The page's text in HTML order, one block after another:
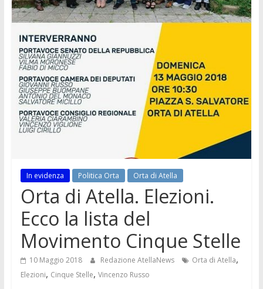
In evidenza Politica Orta Orta di Atella
Orta di Atella. Elezioni.
Ecco la lista del
Movimento Cinque Stelle
10 Maggio 2018 Redazione AtellaNews Orta di Atella,
Elezioni, Cinque Stelle, Vincenzo Russo